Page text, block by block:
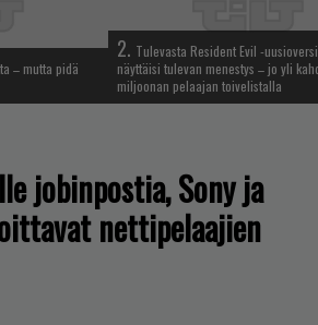
– mutta pidä
2. Tulevasta Resident Evil -
näyttäisi tulevan menestys – jo yli
miljoonan pelaajan toivelistalla
jobinpostia, Sony ja
nettipelaajien